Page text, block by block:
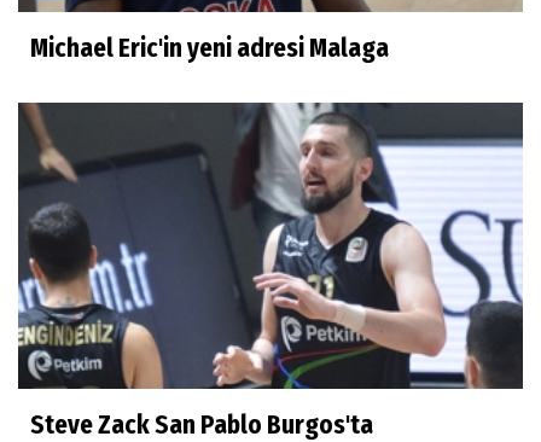
Michael Eric'in yeni adresi Malaga
Steve Zack San Pablo Burgos'ta